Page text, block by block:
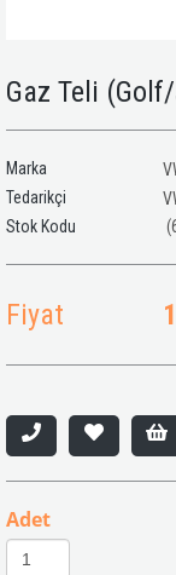
Gaz Teli
Marka
Tedarikçi
Fiyat
Adet